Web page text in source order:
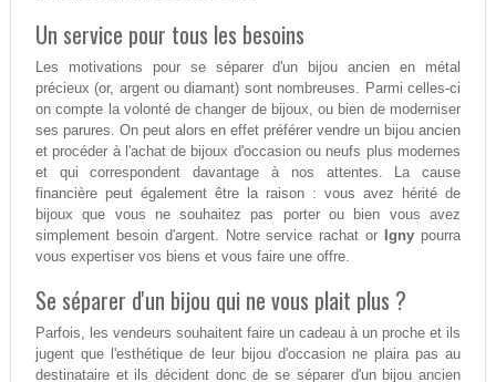
Un service pour tous les besoins
Les motivations pour se séparer d'un bijou ancien en métal
précieux (or, argent ou diamant) sont nombreuses. Parmi celles-ci
on compte la volonté de changer de bijoux, ou bien de moderniser
ses parures. On peut alors en effet préférer vendre un bijou ancien
et procéder à l'achat de bijoux d'occasion ou neufs plus modernes
et qui correspondent davantage à nos attentes. La cause
financière peut également être la raison : vous avez hérité de
bijoux que vous ne souhaitez pas porter ou bien vous avez
simplement besoin d'argent. Notre service rachat or Igny pourra
vous expertiser vos biens et vous faire une offre.
Se séparer d'un bijou qui ne vous plait plus ?
Parfois, les vendeurs souhaitent faire un cadeau à un proche et ils
jugent que l'esthétique de leur bijou d'occasion ne plaira pas au
destinataire et ils décident donc de se séparer d'un bijou ancien